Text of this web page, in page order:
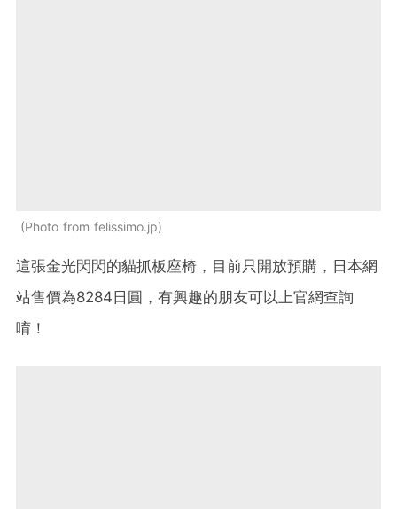
Photo from felissimo.jp
這張金光閃閃的貓抓板座椅，目前只開放預購，日本網
站售價為8284日圓，有興趣的朋友可以上官網查詢
唷！